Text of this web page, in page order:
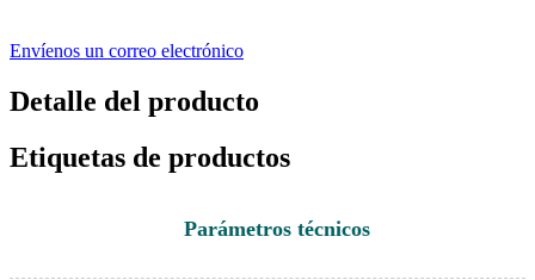
Envíenos un correo electrónico
Detalle del producto
Etiquetas de productos
Parámetros técnicos